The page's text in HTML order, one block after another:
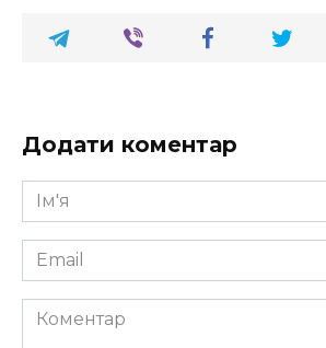
Додати коментар
Ім'я
*
Email
*
Коментар